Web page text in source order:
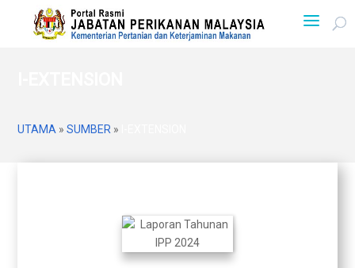
UTAMA »SUMBER »